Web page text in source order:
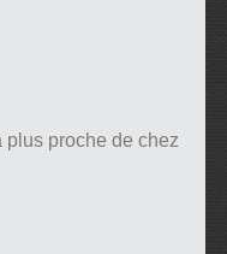
plus proche de chez